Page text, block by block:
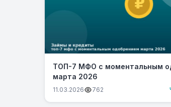
ТОП-7 МФО с моментальным
марта 2026
11.03.2026 762